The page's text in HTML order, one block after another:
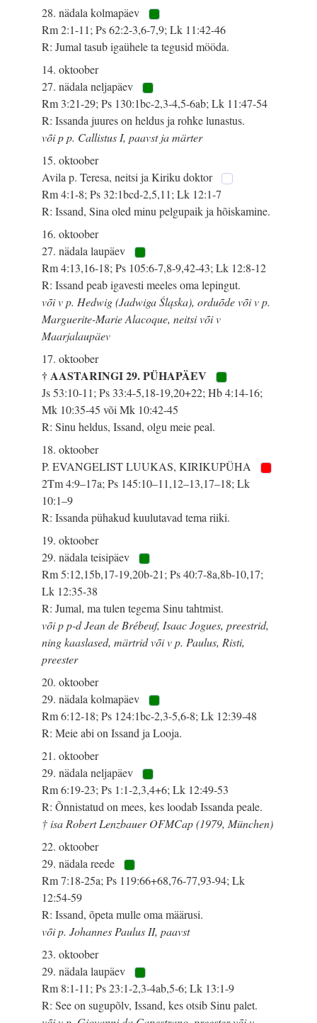
28. nädala kolmapäev
Rm 2:1-11; Ps 62:2-3,6-7,9; Lk 11:42-46
R: Jumal tasub igaühele ta tegusid mööda.
14. oktoober
27. nädala neljapäev
Rm 3:21-29; Ps 130:1bc-2,3-4,5-6ab; Lk 11:47-54
R: Issanda juures on heldus ja rohke lunastus.
või p p. Callistus I, paavst ja märter
15. oktoober
Avila p. Teresa, neitsi ja Kiriku doktor
Rm 4:1-8; Ps 32:1bcd-2,5,11; Lk 12:1-7
R: Issand, Sina oled minu pelgupaik ja hõiskamine.
16. oktoober
27. nädala laupäev
Rm 4:13,16-18; Ps 105:6-7,8-9,42-43; Lk 12:8-12
R: Issand peab igavesti meeles oma lepingut.
või v p. Hedwig (Jadwiga Śląska), orduõde või v p.
Marguerite-Marie Alacoque, neitsi või v
Maarjalaupäev
17. oktoober
† AASTARINGI 29. PÜHAPÄEV
Js 53:10-11; Ps 33:4-5,18-19,20+22; Hb 4:14-16;
Mk 10:35-45 või Mk 10:42-45
R: Sinu heldus, Issand, olgu meie peal.
18. oktoober
P. EVANGELIST LUUKAS, KIRIKUPÜHA
2Tm 4:9–17a; Ps 145:10–11,12–13,17–18; Lk
10:1–9
R: Issanda pühakud kuulutavad tema riiki.
19. oktoober
29. nädala teisipäev
Rm 5:12,15b,17-19,20b-21; Ps 40:7-8a,8b-10,17;
Lk 12:35-38
R: Jumal, ma tulen tegema Sinu tahtmist.
või p p-d Jean de Brébeuf, Isaac Jogues, preestrid,
ning kaaslased, märtrid või v p. Paulus, Risti,
preester
20. oktoober
29. nädala kolmapäev
Rm 6:12-18; Ps 124:1bc-2,3-5,6-8; Lk 12:39-48
R: Meie abi on Issand ja Looja.
21. oktoober
29. nädala neljapäev
Rm 6:19-23; Ps 1:1-2,3,4+6; Lk 12:49-53
R: Õnnistatud on mees, kes loodab Issanda peale.
† isa Robert Lenzbauer OFMCap (1979, München)
22. oktoober
29. nädala reede
Rm 7:18-25a; Ps 119:66+68,76-77,93-94; Lk
12:54-59
R: Issand, õpeta mulle oma määrusi.
või p. Johannes Paulus II, paavst
23. oktoober
29. nädala laupäev
Rm 8:1-11; Ps 23:1-2,3-4ab,5-6; Lk 13:1-9
R: See on sugupõlv, Issand, kes otsib Sinu palet.